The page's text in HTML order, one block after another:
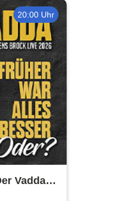
20:00 Uhr
Vadda -